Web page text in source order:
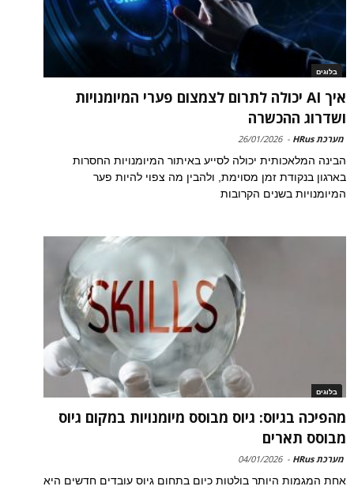
בלוגים
איך AI יכולה לתרום לצמצום פערי המיומנויות
ושדרוג ההכשרה
מערכת HRus -
26/01/2026
הבינה המלאכותית יכולה לסייע באיתור המיומנויות החסרות
בארגון בנקודת זמן מסוימת, ולהבין מה צפוי להיות פער
המיומנויות בשנים הקרובות
בלוגים
מהפיכה בגיוס: גיוס מבוסס מיומנויות במקום גיוס
מבוסס תארים
מערכת HRus -
04/01/2026
אחת המגמות היותר בולטות כיום בתחום גיוס עובדים חדשים היא